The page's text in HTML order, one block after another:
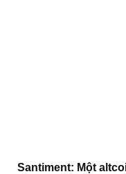
Santiment: Một